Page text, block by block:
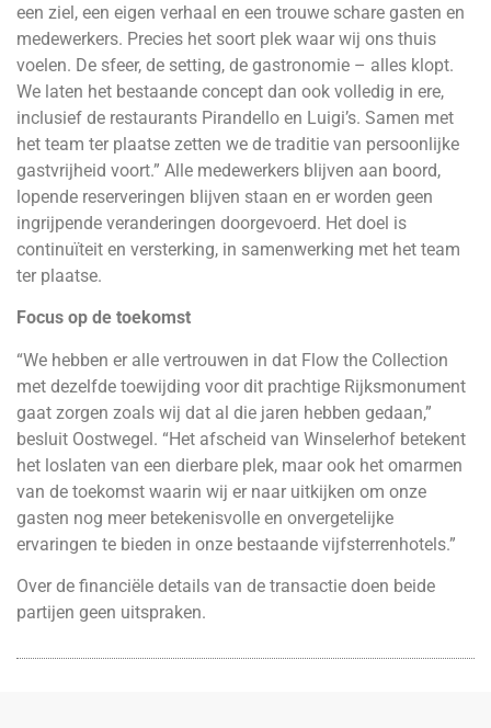
een ziel, een eigen verhaal en een trouwe schare gasten en
medewerkers. Precies het soort plek waar wij ons thuis
voelen. De sfeer, de setting, de gastronomie – alles klopt.
We laten het bestaande concept dan ook volledig in ere,
inclusief de restaurants Pirandello en Luigi’s. Samen met
het team ter plaatse zetten we de traditie van persoonlijke
gastvrijheid voort.” Alle medewerkers blijven aan boord,
lopende reserveringen blijven staan en er worden geen
ingrijpende veranderingen doorgevoerd. Het doel is
continuïteit en versterking, in samenwerking met het team
ter plaatse.
Focus op de toekomst
“We hebben er alle vertrouwen in dat Flow the Collection
met dezelfde toewijding voor dit prachtige Rijksmonument
gaat zorgen zoals wij dat al die jaren hebben gedaan,”
besluit Oostwegel. “Het afscheid van Winselerhof betekent
het loslaten van een dierbare plek, maar ook het omarmen
van de toekomst waarin wij er naar uitkijken om onze
gasten nog meer betekenisvolle en onvergetelijke
ervaringen te bieden in onze bestaande vijfsterrenhotels.”
Over de financiële details van de transactie doen beide
partijen geen uitspraken.